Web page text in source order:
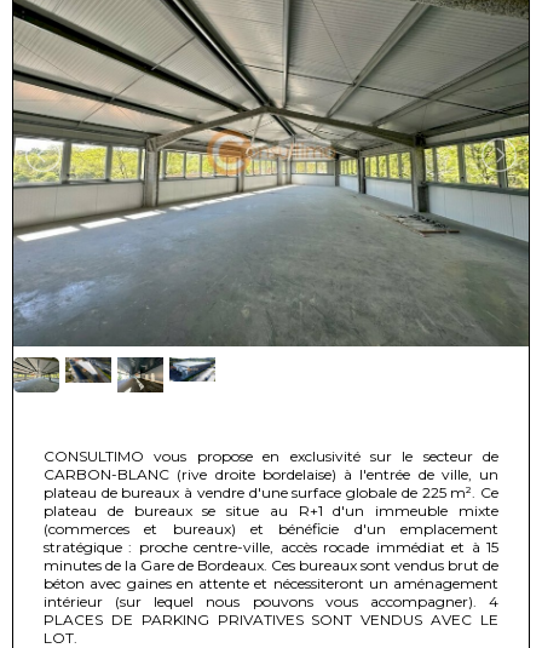
CONSULTIMO vous propose en exclusivité sur le secteur de
CARBON-BLANC (rive droite bordelaise) à l'entrée de ville, un
plateau de bureaux à vendre d'une surface globale de 225 m². Ce
plateau de bureaux se situe au R+1 d'un immeuble mixte
(commerces et bureaux) et bénéficie d'un emplacement
stratégique : proche centre-ville, accès rocade immédiat et à 15
minutes de la Gare de Bordeaux. Ces bureaux sont vendus brut de
béton avec gaines en attente et nécessiteront un aménagement
intérieur (sur lequel nous pouvons vous accompagner). 4
PLACES DE PARKING PRIVATIVES SONT VENDUS AVEC LE
LOT.